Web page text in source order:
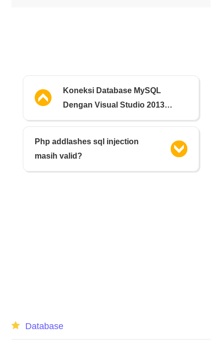
Koneksi Database MySQL
Dengan Visual Studio 2013
Preview
Php addlashes sql injection
masih valid?
Database